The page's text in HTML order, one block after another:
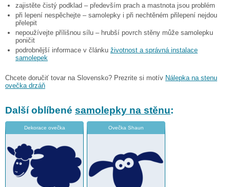
zajistěte čistý podklad – především prach a mastnota jsou problém
při lepení nespěchejte – samolepky i při nechtěném přilepení nejdou
přelepit
nepoužívejte přílišnou sílu – hrubší povrch stěny může samolepku
poničit
podrobnější informace v článku životnost a správná instalace
samolepek
Chcete doručiť tovar na Slovensko? Prezrite si motív Nálepka na stenu
ovečka drzáň
Další oblíbené samolepky na stěnu:
Dekorace ovečka Ovečka Shaun